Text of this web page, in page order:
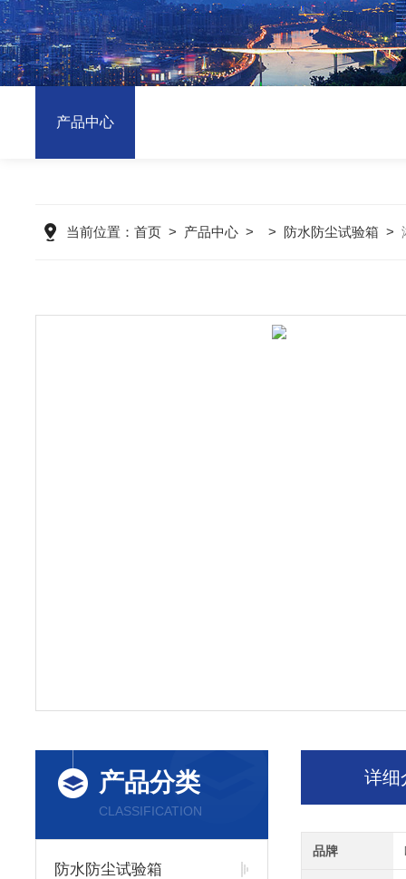
产品中心
当前位置： 首页 > 产品中心 > > 防水防尘试验箱 >
产品分类
CLASSIFICATION
防水防尘试验箱
详细
品牌